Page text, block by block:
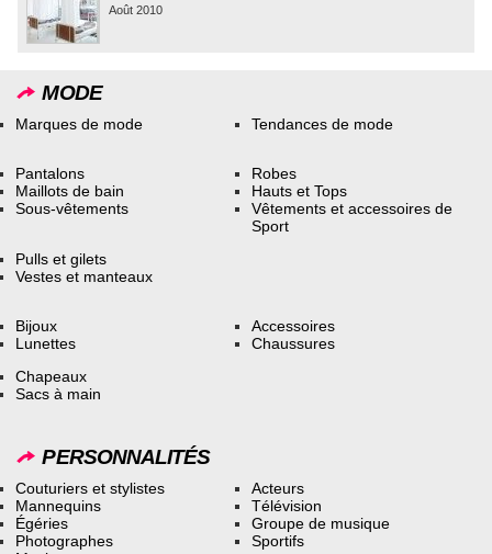
Août 2010
MODE
Marques de mode Tendances de mode
Pantalons
Maillots de bain
Sous-vêtements
Robes
Hauts et Tops
Vêtements et accessoires de
Sport
Pulls et gilets
Vestes et manteaux
Bijoux
Lunettes
Accessoires
Chaussures
Chapeaux
Sacs à main
PERSONNALITÉS
Couturiers et stylistes
Mannequins
Égéries
Photographes
Acteurs
Télévision
Groupe de musique
Sportifs